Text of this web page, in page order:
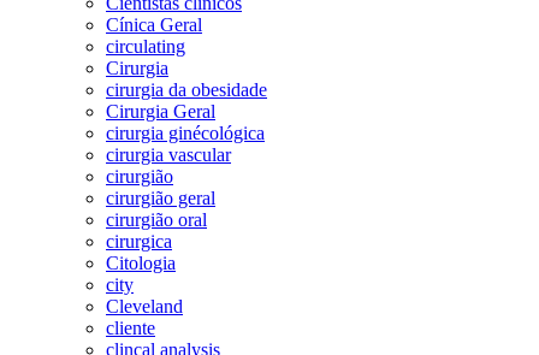
Cínica Geral
circulating
Cirurgia
cirurgia da obesidade
Cirurgia Geral
cirurgia ginécológica
cirurgia vascular
cirurgião
cirurgião geral
cirurgião oral
cirurgica
Citologia
city
Cleveland
cliente
clincal analysis